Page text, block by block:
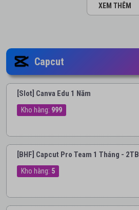
XEM THÊM
Capcut
[Slot] Canva Edu 1 Năm
Kho hàng: 999
[BHF] Capcut Pro Team 1 Tháng - 2TB
Kho hàng: 5